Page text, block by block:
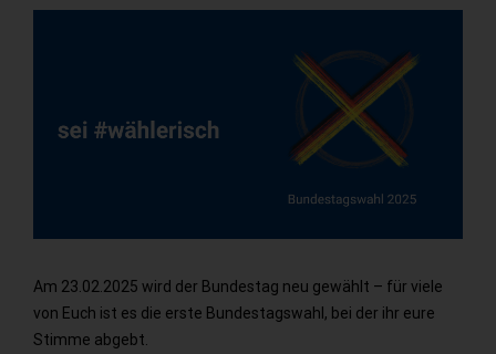
Am 23.02.2025 wird der Bundestag neu gewählt – für viele
von Euch ist es die erste Bundestagswahl, bei der ihr eure
Stimme abgebt.